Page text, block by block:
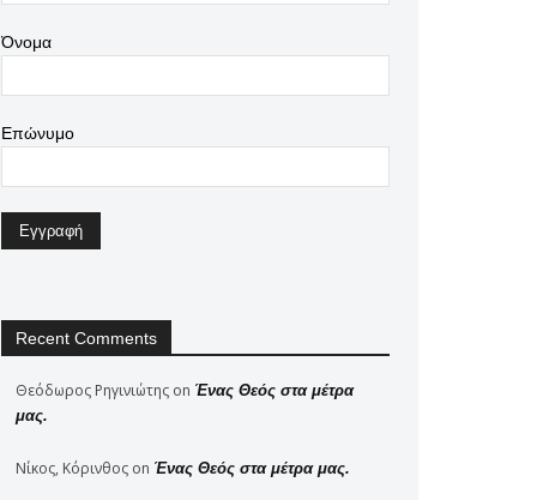
Όνομα
Επώνυμο
Recent Comments
Θεόδωρος Ρηγινιώτης on Ένας Θεός στα μέτρα
μας.
Νίκος, Κόρινθος on Ένας Θεός στα μέτρα μας.